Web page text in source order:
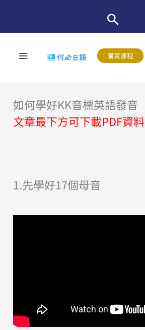
購買課程
如何學好KK音標英語發音
文章最下方可下載PDF資料
1.先學好17個母音